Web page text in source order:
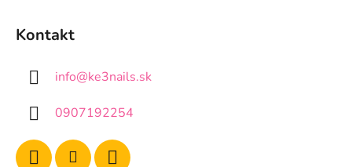
Kontakt
info@ke3nails.sk
0907192254